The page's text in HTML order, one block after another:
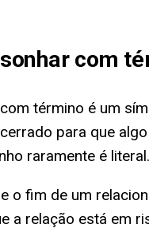
sonhar com
término é um
para que
raramente é literal.
o fim de um
a relação está em